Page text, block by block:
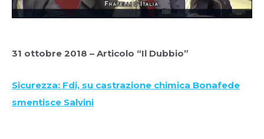
31 ottobre 2018 – Articolo “Il Dubbio”
Sicurezza: Fdi, su castrazione chimica Bonafede
smentisce Salvini